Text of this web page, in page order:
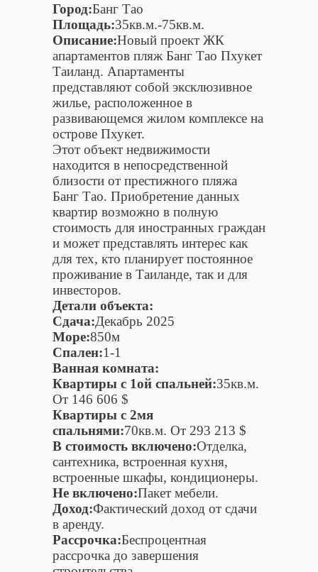
Город:Банг Тао
Площадь:35кв.м.-75кв.м.
Описание:Новый проект ЖК
апартаментов пляж Банг Тао Пхукет
Таиланд. Апартаменты
представляют собой эксклюзивное
жилье, расположенное в
развивающемся жилом комплексе на
острове Пхукет.
Этот объект недвижимости
находится в непосредственной
близости от престижного пляжа
Банг Тао. Приобретение данных
квартир возможно в полную
стоимость для иностранных граждан
и может представлять интерес как
для тех, кто планирует постоянное
проживание в Таиланде, так и для
инвесторов.
Детали объекта:
Сдача:Декабрь 2025
Море:850м
Спален:1-1
Ванная комната:
Квартиры c 1ой спальней:35кв.м.
От 146 606 $
Квартиры c 2мя
спальнями:70кв.м. От 293 213 $
В стоимость включено:Отделка,
сантехника, встроенная кухня,
встроенные шкафы, кондиционеры.
Не включено:Пакет мебели.
Доход:Фактический доход от сдачи
в аренду.
Рассрочка:Беспроцентная
рассрочка до завершения